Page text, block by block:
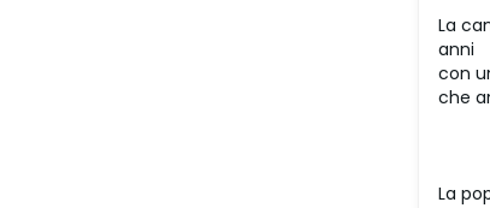
La
anni
con
che
La